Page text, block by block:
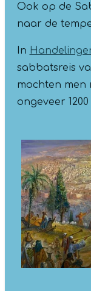
Ook op de
naar de
In
sabbatsreis
mochten men
ongeveer 1200